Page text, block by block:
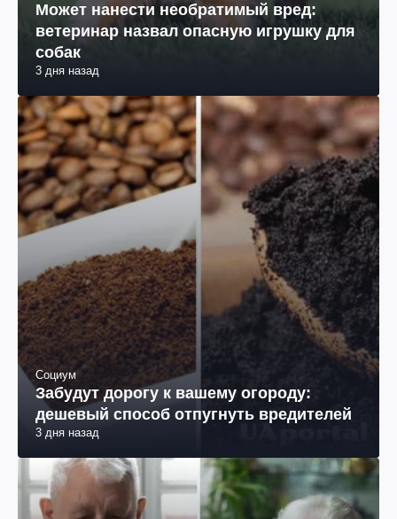
Может нанести необратимый вред:
ветеринар назвал опасную игрушку для
собак
3 дня назад
Социум
Забудут дорогу к вашему огороду:
дешевый способ отпугнуть вредителей
3 дня назад